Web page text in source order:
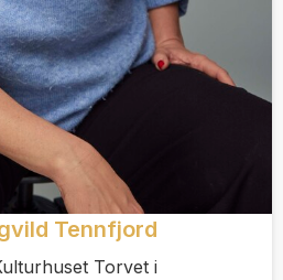
Tennfjord
Torvet i